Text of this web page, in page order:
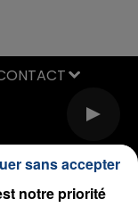
notre priorité
sans accepter